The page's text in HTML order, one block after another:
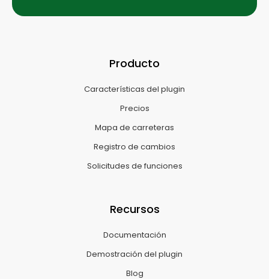
Producto
Características del plugin
Precios
Mapa de carreteras
Registro de cambios
Solicitudes de funciones
Recursos
Documentación
Demostración del plugin
Blog